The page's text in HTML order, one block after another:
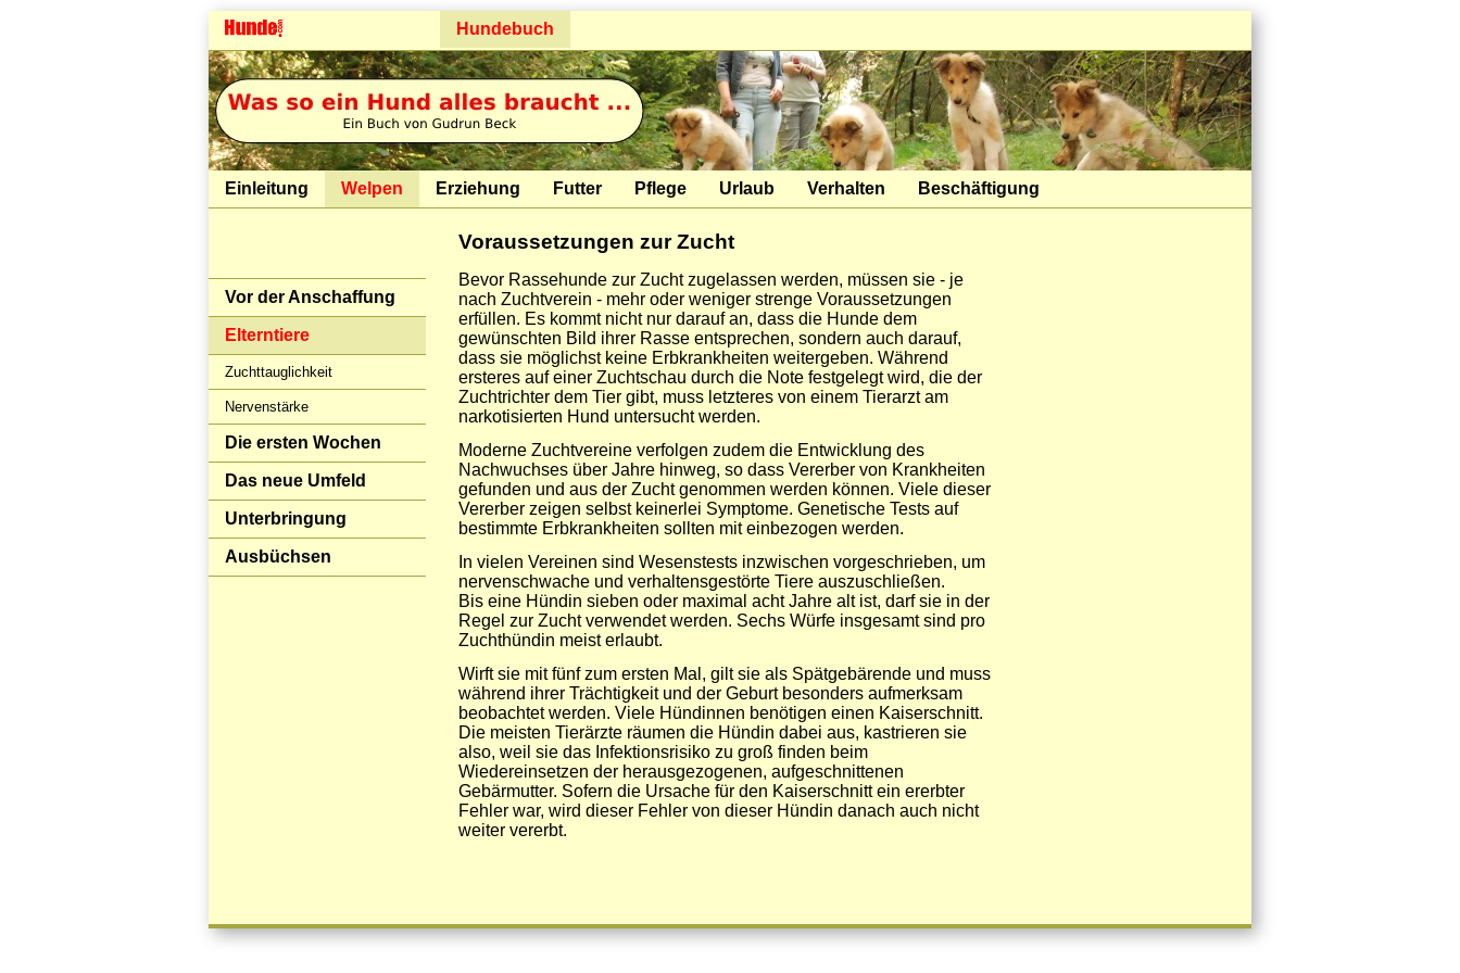
Hundebuch
Einleitung Welpen Erziehung Futter Pflege Urlaub Verhalten Beschäftigung
Vor der Anschaffung
Elterntiere
Zuchttauglichkeit
Nervenstärke
Die ersten Wochen
Das neue Umfeld
Unterbringung
Ausbüchsen
Voraussetzungen zur Zucht
Bevor Rassehunde zur Zucht zugelassen werden, müssen sie - je
nach Zuchtverein - mehr oder weniger strenge Voraussetzungen
erfüllen. Es kommt nicht nur darauf an, dass die Hunde dem
gewünschten Bild ihrer Rasse entsprechen, sondern auch darauf,
dass sie möglichst keine Erbkrankheiten weitergeben. Während
ersteres auf einer Zuchtschau durch die Note festgelegt wird, die der
Zuchtrichter dem Tier gibt, muss letzteres von einem Tierarzt am
narkotisierten Hund untersucht werden.
Moderne Zuchtvereine verfolgen zudem die Entwicklung des
Nachwuchses über Jahre hinweg, so dass Vererber von Krankheiten
gefunden und aus der Zucht genommen werden können. Viele dieser
Vererber zeigen selbst keinerlei Symptome. Genetische Tests auf
bestimmte Erbkrankheiten sollten mit einbezogen werden.
In vielen Vereinen sind Wesenstests inzwischen vorgeschrieben, um
nervenschwache und verhaltensgestörte Tiere auszuschließen.
Bis eine Hündin sieben oder maximal acht Jahre alt ist, darf sie in der
Regel zur Zucht verwendet werden. Sechs Würfe insgesamt sind pro
Zuchthündin meist erlaubt.
Wirft sie mit fünf zum ersten Mal, gilt sie als Spätgebärende und muss
während ihrer Trächtigkeit und der Geburt besonders aufmerksam
beobachtet werden. Viele Hündinnen benötigen einen Kaiserschnitt.
Die meisten Tierärzte räumen die Hündin dabei aus, kastrieren sie
also, weil sie das Infektionsrisiko zu groß finden beim
Wiedereinsetzen der herausgezogenen, aufgeschnittenen
Gebärmutter. Sofern die Ursache für den Kaiserschnitt ein ererbter
Fehler war, wird dieser Fehler von dieser Hündin danach auch nicht
weiter vererbt.